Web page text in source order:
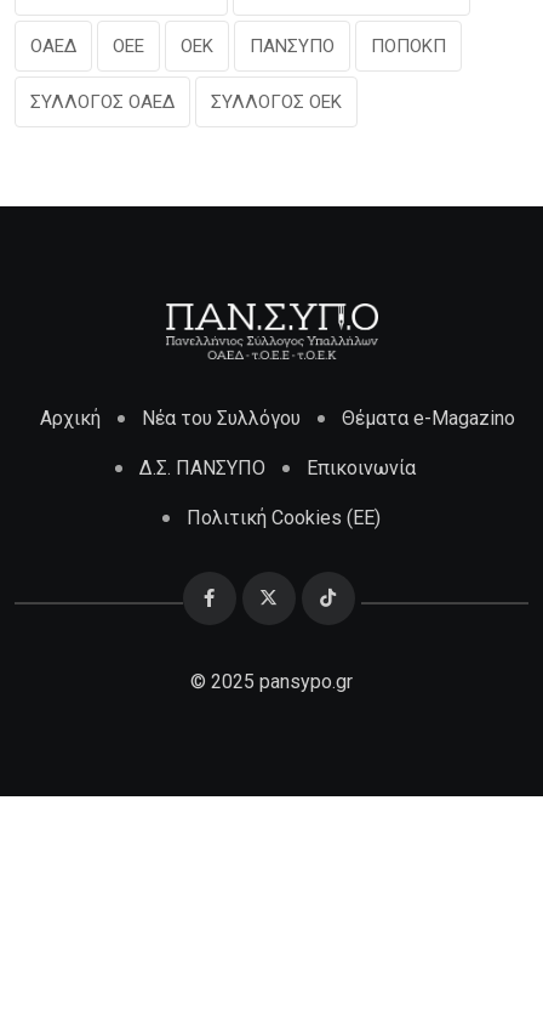
ΟΑΕΔ ΟΕΕ ΟΕΚ ΠΑΝΣΥΠΟ ΠΟΠΟΚΠ
ΣΥΛΛΟΓΟΣ ΟΑΕΔ ΣΥΛΛΟΓΟΣ ΟΕΚ
Αρχική Νέα του Συλλόγου Θέματα e-Magazino
Δ.Σ. ΠΑΝΣΥΠΟ Επικοινωνία
Πολιτική Cookies (ΕΕ)
© 2025 pansypo.gr